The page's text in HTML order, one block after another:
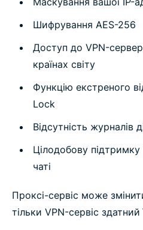
Шифрування AES-256
Доступ до VPN-
країнах світу
Функцію екстреного
Lock
Відсутність журналів
Цілодобову
чаті
Проксі-сервіс може
тільки VPN-сервіс здатний